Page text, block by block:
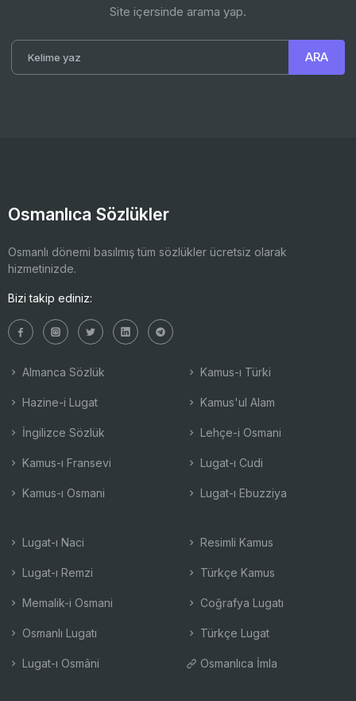
Site içersinde arama yap.
Osmanlıca Sözlükler
Osmanlı dönemi basılmış tüm sözlükler ücretsiz olarak
hizmetinizde.
Bizi takip ediniz:
Almanca Sözlük
Hazine-i Lugat
İngilizce Sözlük
Kamus-ı Fransevi
Kamus-ı Osmani
Kamus-ı Türki
Kamus'ul Alam
Lehçe-i Osmani
Lugat-ı Cudi
Lugat-ı Ebuzziya
Lugat-ı Naci
Lugat-ı Remzi
Memalik-i Osmani
Osmanlı Lugatı
Lugat-ı Osmâni
Resimli Kamus
Türkçe Kamus
Coğrafya Lugatı
Türkçe Lugat
Osmanlıca İmla